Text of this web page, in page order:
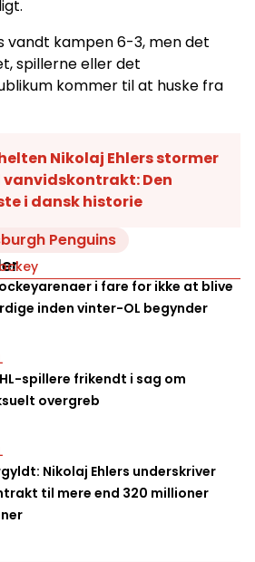
vandt kampen 6-3, men det
spillerne eller det
kommer til at huske fra
Nikolaj Ehlers stormer
vanvidskontrakt: Den
i dansk historie
Penguins
i fare for ikke at blive
inden vinter-OL begynder
spillere frikendt i sag om
overgreb
Nikolaj Ehlers underskriver
til mere end 320 millioner